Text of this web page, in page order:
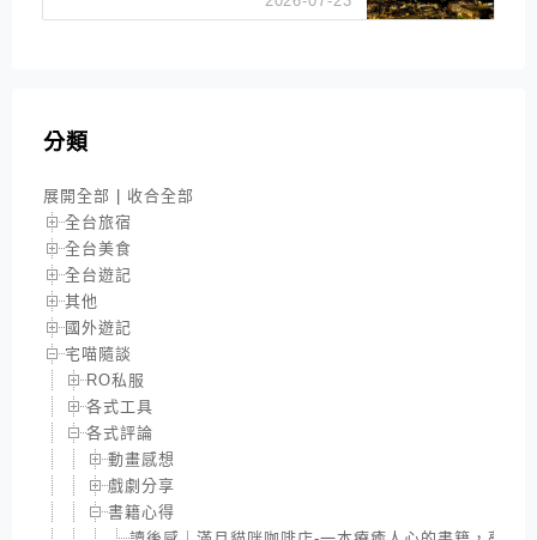
分類
展開全部
收合全部
全台旅宿
全台美食
全台遊記
其他
國外遊記
宅喵隨談
RO私服
各式工具
各式評論
動畫感想
戲劇分享
書籍心得